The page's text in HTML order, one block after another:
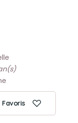
Favoris